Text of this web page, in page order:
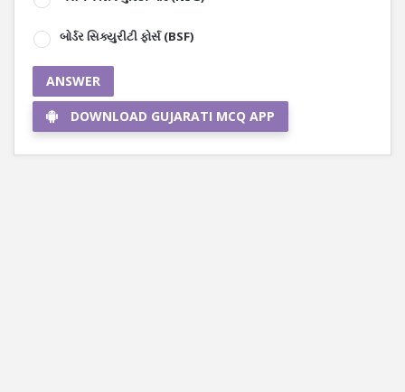
બોર્ડર સિક્યુરીટી ફોર્સ (BSF)
ANSWER
DOWNLOAD GUJARATI MCQ APP